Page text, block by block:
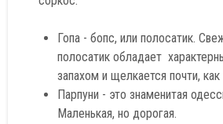
Гопа - бопс, или полосатик.
полосатик обладает
запахом и щелкается почти,
Парпуни - это знаменитая
Маленькая, но дорогая.